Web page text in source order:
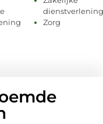
dienstverlening
Zorg